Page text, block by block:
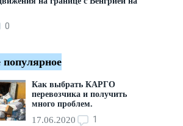
0
популярное
Как выбрать КАРГО
перевозчика и получить
много проблем.
17.06.2020 1